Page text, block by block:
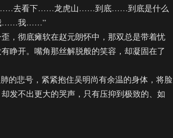
去看下……龙虎山……到底……到底是什么
……我……”
彻底瘫软在赵元朗怀中，那双总是带着忧
睁开。嘴角那丝解脱般的笑容，却凝固在了
悲号，紧紧抱住吴明尚有余温的身体，将脸
发不出更大的哭声，只有压抑到极致的、如